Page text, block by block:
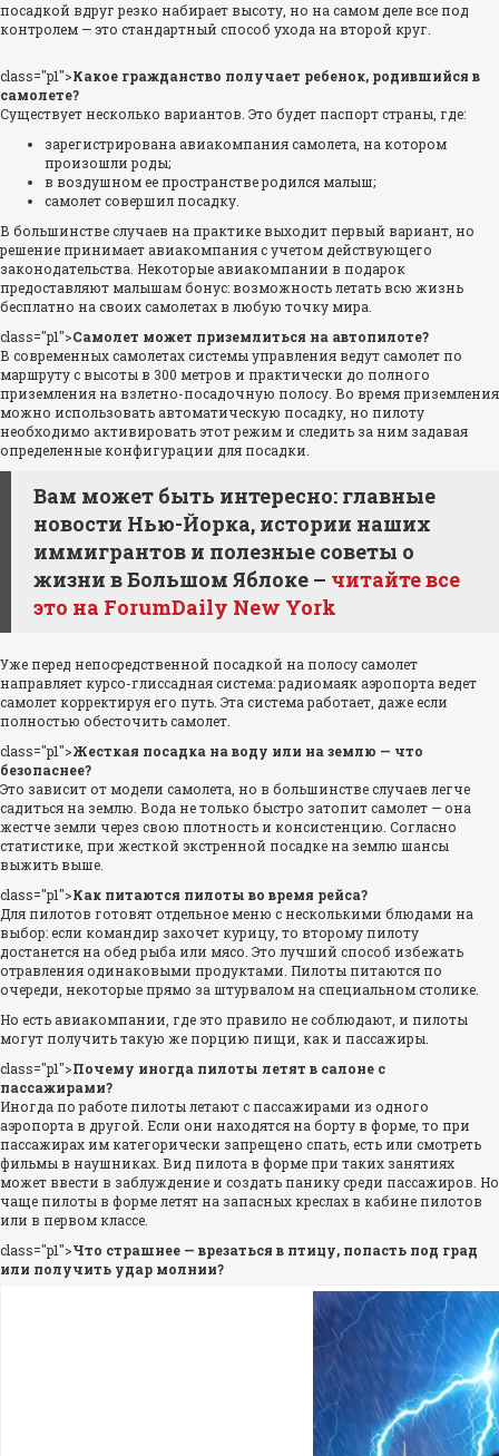
посадкой вдруг резко набирает высоту, но на самом деле все под
контролем — это стандартный способ ухода на второй круг.
class="p1">Какое гражданство получает ребенок, родившийся в
самолете?
Существует несколько вариантов. Это будет паспорт страны, где:
зарегистрирована авиакомпания самолета, на котором
произошли роды;
в воздушном ее пространстве родился малыш;
самолет совершил посадку.
В большинстве случаев на практике выходит первый вариант, но
решение принимает авиакомпания с учетом действующего
законодательства. Некоторые авиакомпании в подарок
предоставляют малышам бонус: возможность летать всю жизнь
бесплатно на своих самолетах в любую точку мира.
class="p1">Самолет может приземлиться на автопилоте?
В современных самолетах системы управления ведут самолет по
маршруту с высоты в 300 метров и практически до полного
приземления на взлетно-посадочную полосу. Во время приземления
можно использовать автоматическую посадку, но пилоту
необходимо активировать этот режим и следить за ним задавая
определенные конфигурации для посадки.
Вам может быть интересно: главные
новости Нью-Йорка, истории наших
иммигрантов и полезные советы о
жизни в Большом Яблоке – читайте все
это на ForumDaily New York
Уже перед непосредственной посадкой на полосу самолет
направляет курсо-глиссадная система: радиомаяк аэропорта ведет
самолет корректируя его путь. Эта система работает, даже если
полностью обесточить самолет.
class="p1">Жесткая посадка на воду или на землю — что
безопаснее?
Это зависит от модели самолета, но в большинстве случаев легче
садиться на землю. Вода не только быстро затопит самолет — она
жестче земли через свою плотность и консистенцию. Согласно
статистике, при жесткой экстренной посадке на землю шансы
выжить выше.
class="p1">Как питаются пилоты во время рейса?
Для пилотов готовят отдельное меню с несколькими блюдами на
выбор: если командир захочет курицу, то второму пилоту
достанется на обед рыба или мясо. Это лучший способ избежать
отравления одинаковыми продуктами. Пилоты питаются по
очереди, некоторые прямо за штурвалом на специальном столике.
Но есть авиакомпании, где это правило не соблюдают, и пилоты
могут получить такую ​​же порцию пищи, как и пассажиры.
class="p1">Почему иногда пилоты летят в салоне с
пассажирами?
Иногда по работе пилоты летают с пассажирами из одного
аэропорта в другой. Если они находятся на борту в форме, то при
пассажирах им категорически запрещено спать, есть или смотреть
фильмы в наушниках. Вид пилота в форме при таких занятиях
может ввести в заблуждение и создать панику среди пассажиров. Но
чаще пилоты в форме летят на запасных креслах в кабине пилотов
или в первом классе.
class="p1">Что страшнее — врезаться в птицу, попасть под град
или получить удар молнии?